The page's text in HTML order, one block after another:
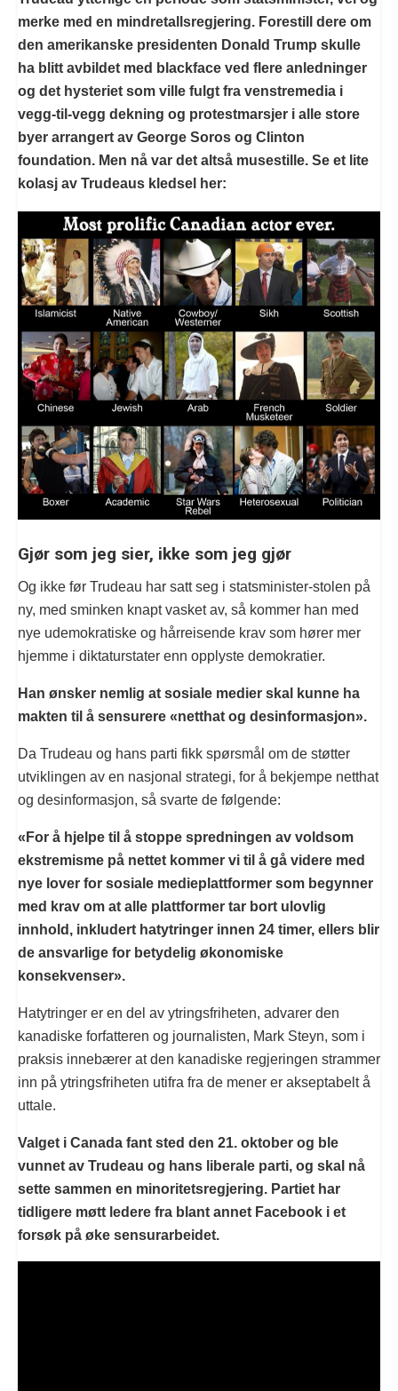
merke med en mindretallsregjering. Forestill dere om
den amerikanske presidenten Donald Trump skulle
ha blitt avbildet med blackface ved flere anledninger
og det hysteriet som ville fulgt fra venstremedia i
vegg-til-vegg dekning og protestmarsjer i alle store
byer arrangert av George Soros og Clinton
foundation. Men nå var det altså musestille. Se et lite
kolasj av Trudeaus kledsel her:
Gjør som jeg sier, ikke som jeg gjør
Og ikke før Trudeau har satt seg i statsminister-stolen på
ny, med sminken knapt vasket av, så kommer han med
nye udemokratiske og hårreisende krav som hører mer
hjemme i diktaturstater enn opplyste demokratier.
Han ønsker nemlig at sosiale medier skal kunne ha
makten til å sensurere «netthat og desinformasjon».
Da Trudeau og hans parti fikk spørsmål om de støtter
utviklingen av en nasjonal strategi, for å bekjempe netthat
og desinformasjon, så svarte de følgende:
«For å hjelpe til å stoppe spredningen av voldsom
ekstremisme på nettet kommer vi til å gå videre med
nye lover for sosiale medieplattformer som begynner
med krav om at alle plattformer tar bort ulovlig
innhold, inkludert hatytringer innen 24 timer, ellers blir
de ansvarlige for betydelig økonomiske
konsekvenser».
Hatytringer er en del av ytringsfriheten, advarer den
kanadiske forfatteren og journalisten, Mark Steyn, som i
praksis innebærer at den kanadiske regjeringen strammer
inn på ytringsfriheten utifra fra de mener er akseptabelt å
uttale.
Valget i Canada fant sted den 21. oktober og ble
vunnet av Trudeau og hans liberale parti, og skal nå
sette sammen en minoritetsregjering. Partiet har
tidligere møtt ledere fra blant annet Facebook i et
forsøk på øke sensurarbeidet.